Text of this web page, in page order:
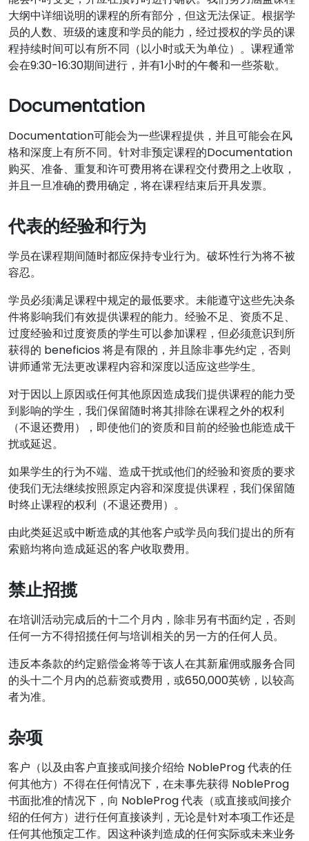
大纲中详细说明的课程的所有部分，但这无法保证。根据学
员的人数、班级的速度和学员的能力，经过授权的学员的课
程持续时间可以有所不同（以小时或天为单位）。课程通常
会在9:30-16:30期间进行，并有1小时的午餐和一些茶歇。
Documentation
Documentation可能会为一些课程提供，并且可能会在风
格和深度上有所不同。针对非预定课程的Documentation
购买、准备、重复和许可费用将在课程交付费用之上收取，
并且一旦准确的费用确定，将在课程结束后开具发票。
代表的经验和行为
学员在课程期间随时都应保持专业行为。破坏性行为将不被
容忍。
学员必须满足课程中规定的最低要求。未能遵守这些先决条
件将影响我们有效提供课程的能力。经验不足、资质不足、
过度经验和过度资质的学生可以参加课程，但必须意识到所
获得的 beneficios 将是有限的，并且除非事先约定，否则
讲师通常无法更改课程内容和深度以适应这些学生。
对于因以上原因或任何其他原因造成我们提供课程的能力受
到影响的学生，我们保留随时将其排除在课程之外的权利
（不退还费用），即使他们的资质和目前的经验也能造成干
扰或延迟。
如果学生的行为不端、造成干扰或他们的经验和资质的要求
使我们无法继续按照原定内容和深度提供课程，我们保留随
时终止课程的权利（不退还费用）。
由此类延迟或中断造成的其他客户或学员向我们提出的所有
索赔均将向造成延迟的客户收取费用。
禁止招揽
在培训活动完成后的十二个月内，除非另有书面约定，否则
任何一方不得招揽任何与培训相关的另一方的任何人员。
违反本条款的约定赔偿金将等于该人在其新雇佣或服务合同
的头十二个月内的总薪资或费用，或650,000英镑，以较高
者为准。
杂项
客户（以及由客户直接或间接介绍给 NobleProg 代表的任
何其他方）不得在任何情况下，在未事先获得 NobleProg
书面批准的情况下，向 NobleProg 代表（或直接或间接介
绍的任何方）进行任何直接谈判，无论是针对本项工作还是
任何其他预定工作。因这种谈判造成的任何实际或未来业务